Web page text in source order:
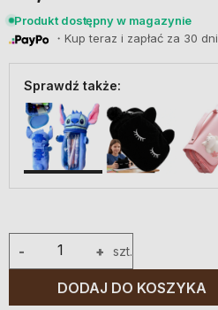
Produkt dostępny w magazynie
・Kup teraz i zapłać za 30 dni
Sprawdź także:
+
- szt.
DODAJ DO KOSZYKA